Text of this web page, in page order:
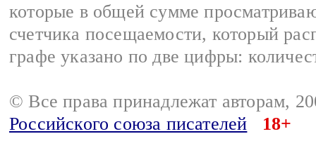
которые в общей сумме
счетчика посещаемости, который
графе указано по две цифры:
© Все права принадлежат авторам,
Российского союза писателей
18+